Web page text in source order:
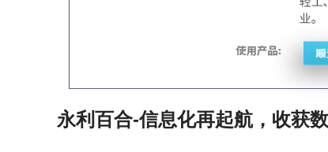
永利百合-信息化再起航，收获